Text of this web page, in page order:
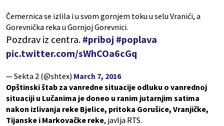
Čemernica se izlila i u svom gornjem toku u selu Vranići, a
Gorevnička reka u Gornjoj Gorevnici.
Pozdrav iz centra. #priboj #poplava
pic.twitter.com/sWhCOa6cGq
— Sekta 2 (@shtex) March 7, 2016
Opštinski štab za vanredne situacije odluku o vanrednoj
situaciji u Lučanima je doneo u ranim jutarnjim satima
nakon izlivanja reke Bjelice, pritoka Gorušice, Vranjičke,
Tijanske i Markovačke reke, javlja RTS.